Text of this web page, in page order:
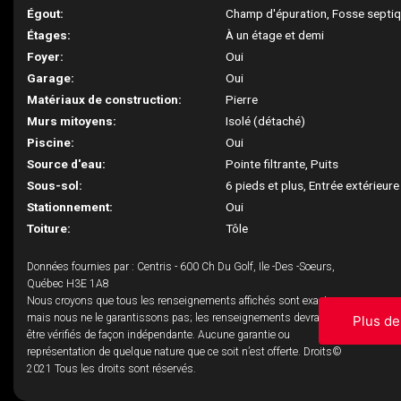
Égout:
Champ d'épuration, Fosse
Étages:
À un étage et demi
Foyer:
Oui
Garage:
Oui
Matériaux de construction:
Pierre
Murs mitoyens:
Isolé (détaché)
Piscine:
Oui
Source d'eau:
Pointe filtrante, Puits
Sous-sol:
6 pieds et plus, Entrée extérieure
Stationnement:
Oui
Toiture:
Tôle
Données fournies par : Centris - 600 Ch Du Golf, Ile -Des -Soeurs,
Québec H3E 1A8
Nous croyons que tous les renseignements affichés sont exacts,
mais nous ne le garantissons pas; les renseignements devraient
être vérifiés de façon indépendante. Aucune garantie ou
représentation de quelque nature que ce soit n’est offerte. Droits©
2021 Tous les droits sont réservés.
Plus